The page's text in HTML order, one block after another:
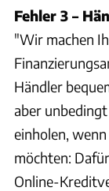
Fehler 3 –
"Wir machen
Händler
aber
einholen,
möchten:
Online-